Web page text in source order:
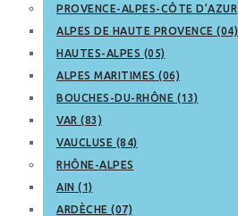
PROVENCE-ALPES-CÔTE D’AZUR
ALPES DE HAUTE PROVENCE (04)
HAUTES-ALPES (05)
ALPES MARITIMES (06)
BOUCHES-DU-RHÔNE (13)
VAR (83)
VAUCLUSE (84)
RHÔNE-ALPES
AIN (1)
ARDÈCHE (07)